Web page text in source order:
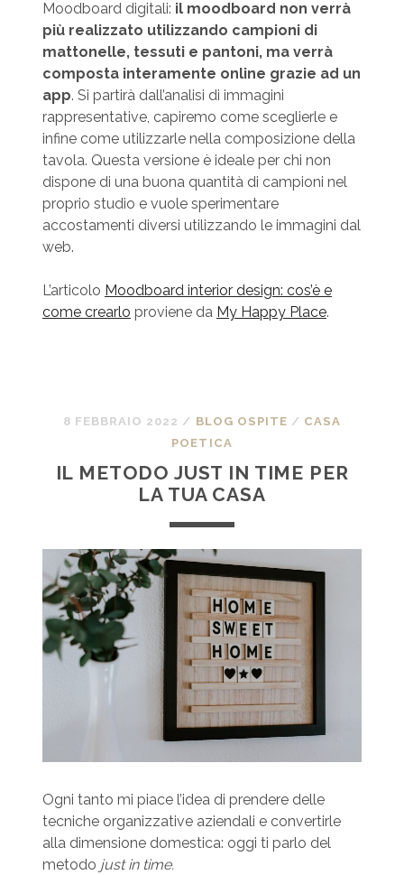
Moodboard digitali: il moodboard non verrà
più realizzato utilizzando campioni di
mattonelle, tessuti e pantoni, ma verrà
composta interamente online grazie ad un
app. Si partirà dall’analisi di immagini
rappresentative, capiremo come sceglierle e
infine come utilizzarle nella composizione della
tavola. Questa versione è ideale per chi non
dispone di una buona quantità di campioni nel
proprio studio e vuole sperimentare
accostamenti diversi utilizzando le immagini dal
web.
L’articolo Moodboard interior design: cos’è e
come crearlo proviene da My Happy Place.
8 FEBBRAIO 2022 / BLOG OSPITE / CASA
POETICA
IL METODO JUST IN TIME PER
LA TUA CASA
Ogni tanto mi piace l’idea di prendere delle
tecniche organizzative aziendali e convertirle
alla dimensione domestica: oggi ti parlo del
metodo just in time.